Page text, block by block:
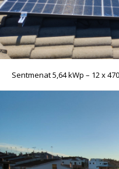
Sentmenat 5,64 kWp – 12 x